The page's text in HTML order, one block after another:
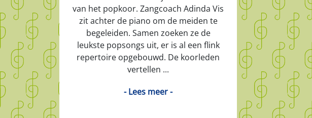
van het popkoor. Zangcoach Adinda Vis
zit achter de piano om de meiden te
begeleiden. Samen zoeken ze de
leukste popsongs uit, er is al een flink
repertoire opgebouwd. De koorleden
vertellen ...
- Lees meer -